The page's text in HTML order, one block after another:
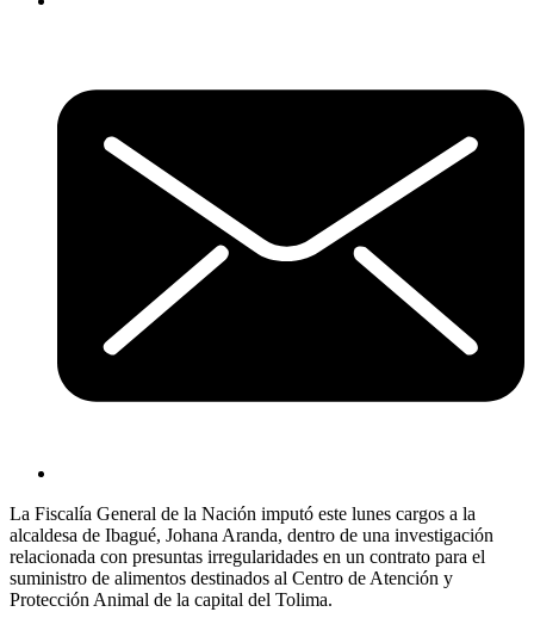
La Fiscalía General de la Nación imputó este lunes cargos a la
alcaldesa de Ibagué, Johana Aranda, dentro de una investigación
relacionada con presuntas irregularidades en un contrato para el
suministro de alimentos destinados al Centro de Atención y
Protección Animal de la capital del Tolima.